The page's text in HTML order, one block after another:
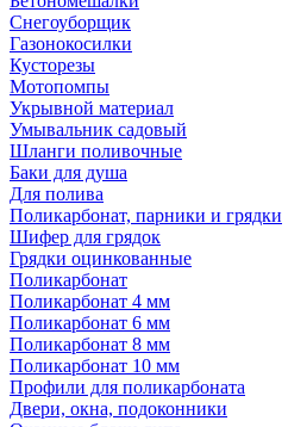
Снегоуборщик
Газонокосилки
Кусторезы
Мотопомпы
Укрывной материал
Умывальник садовый
Шланги поливочные
Баки для душа
Для полива
Поликарбонат, парники и грядки
Шифер для грядок
Грядки оцинкованные
Поликарбонат
Поликарбонат 4 мм
Поликарбонат 6 мм
Поликарбонат 8 мм
Поликарбонат 10 мм
Профили для поликарбоната
Двери, окна, подоконники